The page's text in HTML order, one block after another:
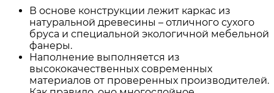
В основе конструкции лежит каркас из
натуральной древесины – отличного сухого
бруса и специальной экологичной мебельной
фанеры.
Наполнение выполняется из
высококачественных современных
материалов от проверенных производителей.